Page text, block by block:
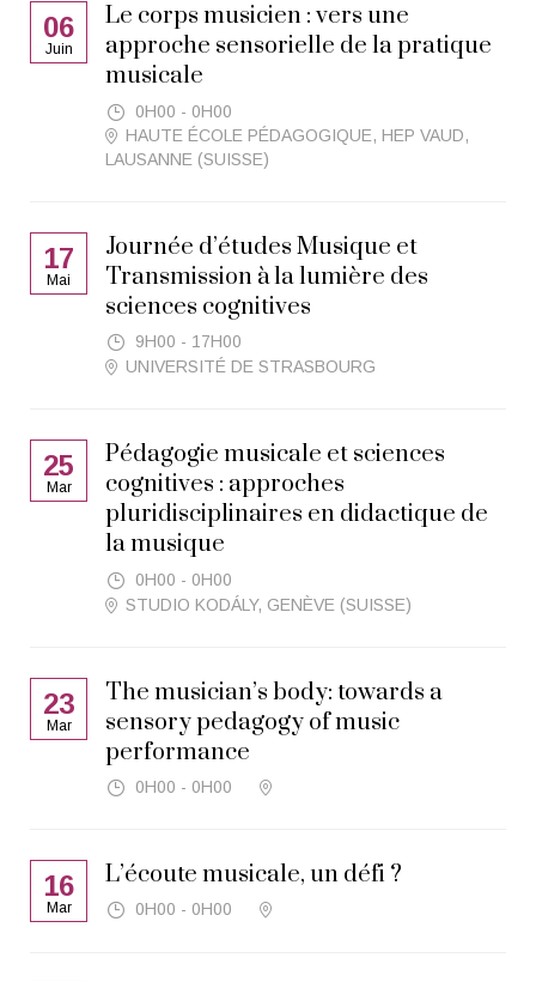
06
Juin
Le corps musicien : vers une
approche sensorielle de la pratique
musicale
0H00 - 0H00
HAUTE ÉCOLE PÉDAGOGIQUE, HEP VAUD,
LAUSANNE (SUISSE)
17
Mai
Journée d’études Musique et
Transmission à la lumière des
sciences cognitives
9H00 - 17H00
UNIVERSITÉ DE STRASBOURG
25
Mar
Pédagogie musicale et sciences
cognitives : approches
pluridisciplinaires en didactique de
la musique
0H00 - 0H00
STUDIO KODÁLY, GENÈVE (SUISSE)
23
Mar
The musician’s body: towards a
sensory pedagogy of music
performance
0H00 - 0H00
16
Mar
L’écoute musicale, un défi ?
0H00 - 0H00